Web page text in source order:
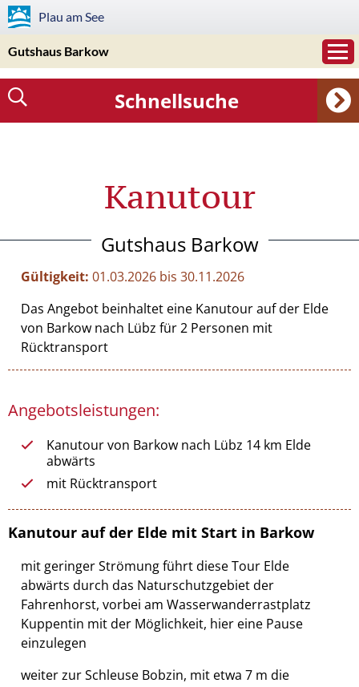
Plau am See
Gutshaus Barkow
Schnellsuche
Kanutour
Gutshaus Barkow
Gültigkeit: 01.03.2026 bis 30.11.2026
Das Angebot beinhaltet eine Kanutour auf der Elde
von Barkow nach Lübz für 2 Personen mit
Rücktransport
Angebotsleistungen:
Kanutour von Barkow nach Lübz 14 km Elde
abwärts
mit Rücktransport
Kanutour auf der Elde mit Start in Barkow
mit geringer Strömung führt diese Tour Elde
abwärts durch das Naturschutzgebiet der
Fahrenhorst, vorbei am Wasserwanderrastplatz
Kuppentin mit der Möglichkeit, hier eine Pause
einzulegen
weiter zur Schleuse Bobzin, mit etwa 7 m die